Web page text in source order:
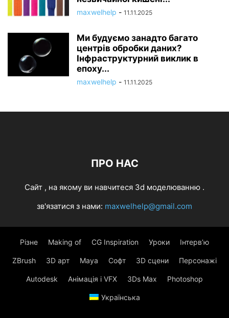
maxwelhelp - 11.11.2025
Ми будуємо занадто багато
центрів обробки даних?
Інфраструктурний виклик в
епоху...
maxwelhelp - 11.11.2025
ПРО НАС
Cайт , на якому ви навчитеся 3d моделюванню .
зв'язатися з нами: maxwelhelp@gmail.com
Різне Making of CG Inspiration Уроки Інтерв’ю
ZBrush 3D арт Maya Софт 3D сцени Персонажі
Autodesk Анімація і VFX 3Ds Max Photoshop
Українська